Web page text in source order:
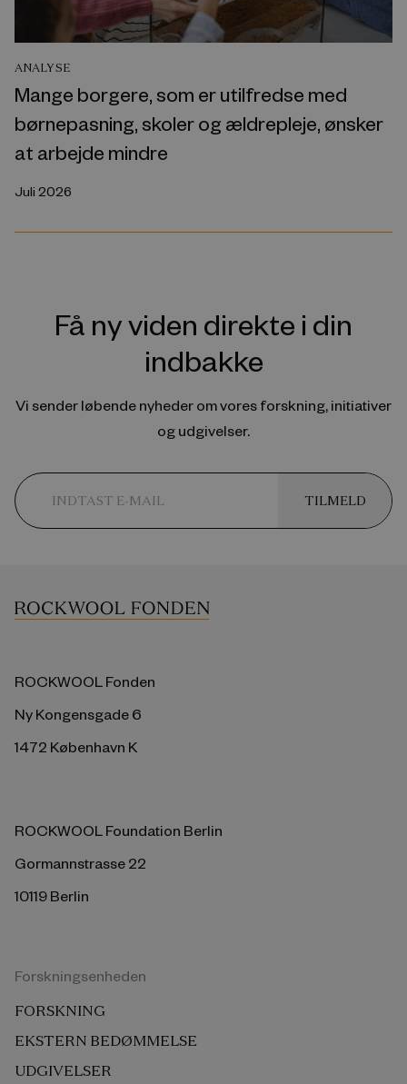
ANALYSE
Mange borgere, som er utilfredse med
børnepasning, skoler og ældrepleje, ønsker
at arbejde mindre
Juli 2026
Få ny viden direkte i din
indbakke
Vi sender løbende nyheder om vores forskning, initiativer
og udgivelser.
TILMELD
ROCKWOOL Fonden
Ny Kongensgade 6
1472 København K
ROCKWOOL Foundation Berlin
Gormannstrasse 22
10119 Berlin
Forskningsenheden
FORSKNING
EKSTERN BEDØMMELSE
UDGIVELSER